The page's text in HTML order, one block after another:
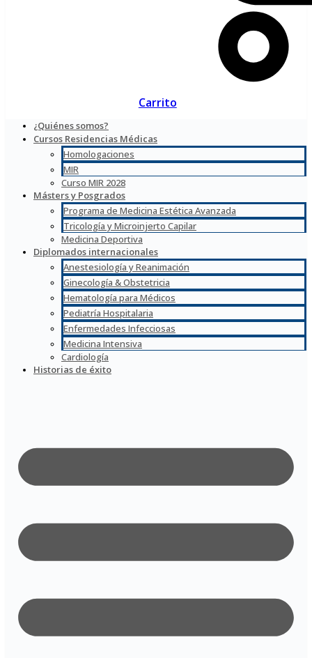
Carrito
¿Quiénes somos?
Cursos Residencias Médicas
Homologaciones
MIR
Curso MIR 2028
Másters y Posgrados
Programa de Medicina Estética Avanzada
Tricología y Microinjerto Capilar
Medicina Deportiva
Diplomados internacionales
Anestesiología y Reanimación
Ginecología & Obstetricia
Hematología para Médicos
Pediatría Hospitalaria
Enfermedades Infecciosas
Medicina Intensiva
Cardiología
Historias de éxito